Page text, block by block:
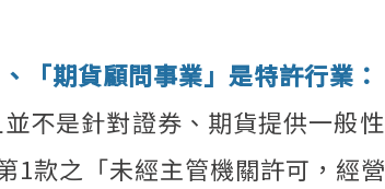
「期貨顧問事業」是特許行業：
不是針對證券、期貨提供一般
款之「未經主管機關許可，經